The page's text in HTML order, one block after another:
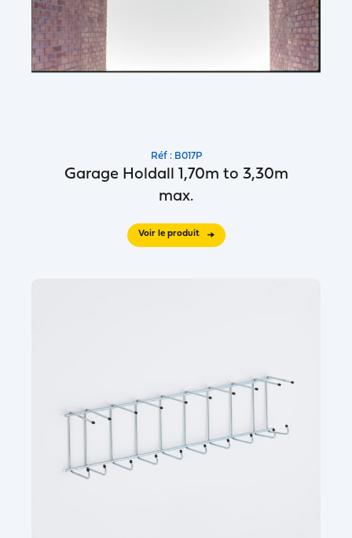
Réf : B017P
Garage Holdall 1,70m to 3,30m
max.
Voir le produit